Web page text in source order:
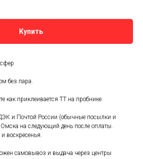
Купить
без пара.
как приклеивается ТТ на пробнике.
и Почтой России (обычные посылки и
на следующий день после оплаты.
воскресенья.
самовывоз и выдача через центры